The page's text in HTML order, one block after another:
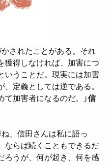
されたことがある。それ
獲得しなければ、加害につ
いうことだ。現実には加害
定義としては逆である。
加害者になるのだ。」信
、信田さんは私に語っ
ならば続くこともできるだ
ろうが、何が起き、何を感